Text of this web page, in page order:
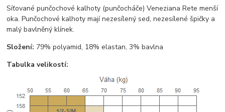
Síťované punčochové kalhoty (punčocháče) Veneziana Rete menší
oka. Punčochové kalhoty mají nezesílený sed, nezesílené špičky a
malý bavlněný klínek.
Složení: 79% polyamid, 18% elastan, 3% bavlna
Tabulka velikostí: